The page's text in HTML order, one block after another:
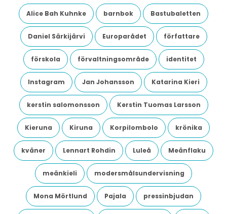
Alice Bah Kuhnke barnbok Bastubaletten
Daniel Särkijärvi Europarådet författare
förskola förvaltningsområde identitet
Instagram Jan Johansson Katarina Kieri
kerstin salomonsson Kerstin Tuomas Larsson
Kieruna Kiruna Korpilombolo krönika
kväner Lennart Rohdin Luleå Meänflaku
meänkieli modersmålsundervisning
Mona Mörtlund Pajala pressinbjudan